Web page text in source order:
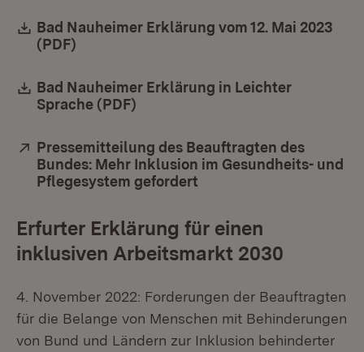
Download:
Bad Nauheimer Erklärung vom 12. Mai 2023
(PDF)
Download:
Bad Nauheimer Erklärung in Leichter
Sprache (PDF)
Extern:
Pressemitteilung des Beauftragten des
Bundes: Mehr Inklusion im Gesundheits- und
Pflegesystem gefordert
Erfurter Erklärung für einen
inklusiven Arbeitsmarkt 2030
4. November 2022: Forderungen der Beauftragten
für die Belange von Menschen mit Behinderungen
von Bund und Ländern zur Inklusion behinderter